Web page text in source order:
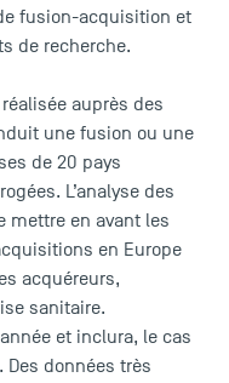
fusion-acquisition et
de recherche.
auprès des
une fusion ou une
de 20 pays
L’analyse des
mettre en avant les
en Europe
acquéreurs,
sanitaire.
et inclura, le cas
données très